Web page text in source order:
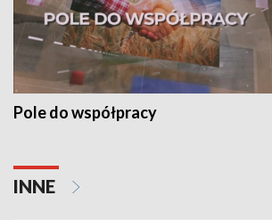
Pole do współpracy
INNE